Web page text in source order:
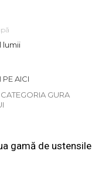
lumii
AICI
GURA
gamă de ustensile